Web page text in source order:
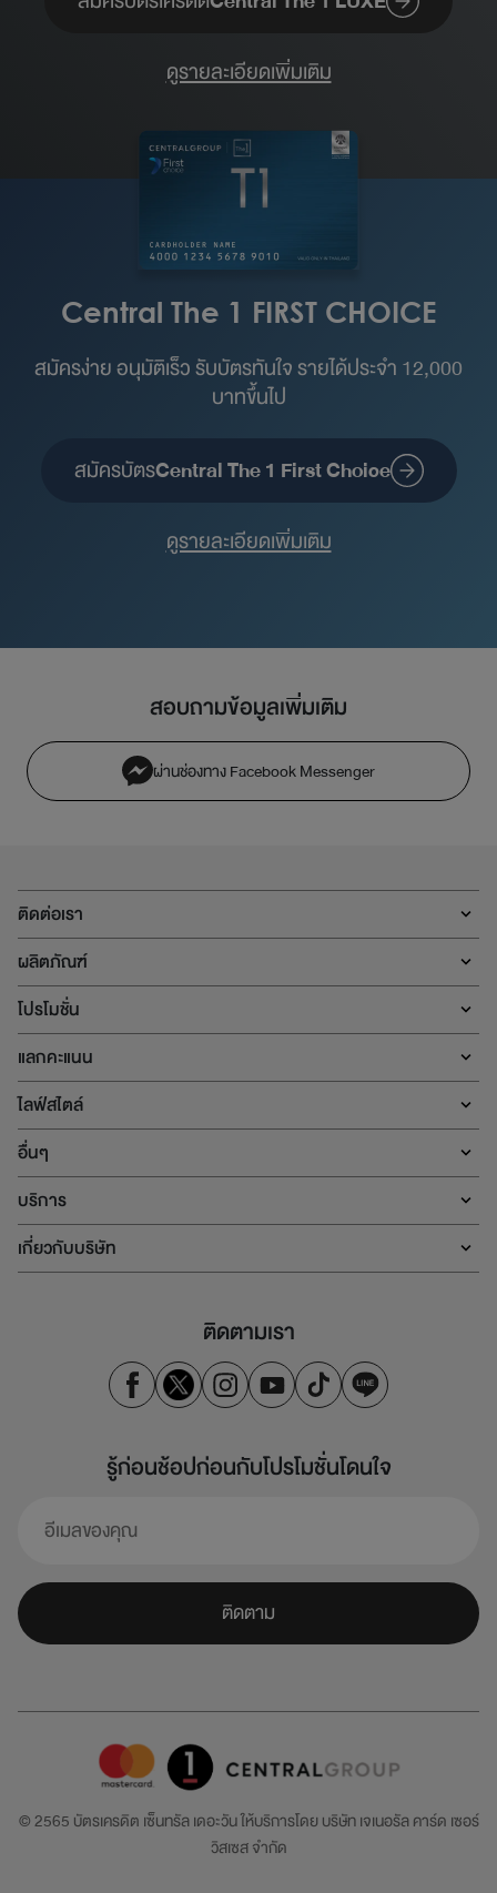
ดูรายละเอียดเพิ่มเติม
Central The 1 FIRST CHOICE
สมัครง่าย อนุมัติเร็ว รับบัตรทันใจ รายได้ประจำ 12,000
บาทขึ้นไป
สมัครบัตรCentral The 1 First Choice
ดูรายละเอียดเพิ่มเติม
สอบถามข้อมูลเพิ่มเติม
ผ่านช่องทาง Facebook Messenger
ติดต่อเรา
ผลิตภัณฑ์
โปรโมชั่น
แลกคะแนน
ไลฟ์สไตล์
อื่นๆ
บริการ
เกี่ยวกับบริษัท
ติดตามเรา
รู้ก่อนช้อปก่อนกับโปรโมชั่นโดนใจ
ติดตาม
© 2565 บัตรเครดิต เซ็นทรัล เดอะวัน ให้บริการโดยบริษัท เจเนอรัล คาร์ด เซอร์
วิสเซส จำกัด